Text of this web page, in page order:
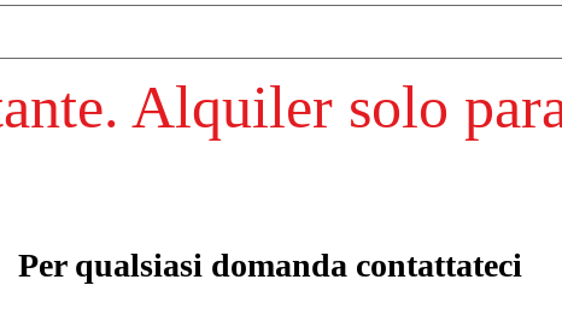
Per qualsiasi domanda contattateci
Alquiler solo